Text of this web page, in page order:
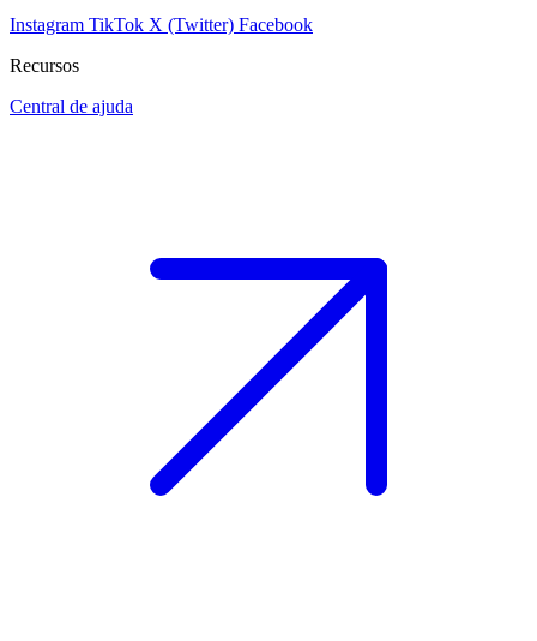
Instagram TikTok X (Twitter) Facebook
Recursos
Central de ajuda